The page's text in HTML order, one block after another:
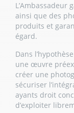
L’Ambassadeur
ainsi que des
produits et
égard.
Dans
une œuvre
créer une
sécuriser
ayants droit
d’exploiter